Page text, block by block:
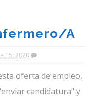
a
De
15, 2020
oferta de empleo,
candidatura" y